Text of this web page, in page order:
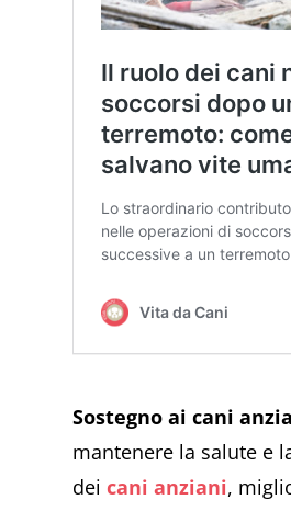
Sostegno ai cani
mantenere la salute e
deicani anziani,